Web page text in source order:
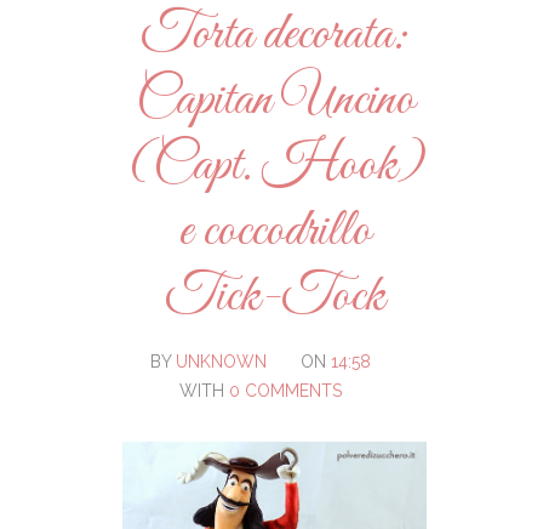
Torta decorata:
Capitan Uncino
(Capt. Hook)
e coccodrillo
Tick-Tock
BY UNKNOWN ON 14:58
WITH 0 COMMENTS